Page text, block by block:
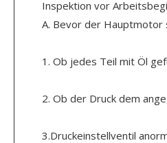
Inspektion vor
A. Bevor der
1. Ob jedes Teil mit Öl
2. Ob der Druck dem
3.Druckeinstellventil